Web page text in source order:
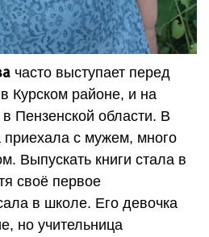
часто выступает перед
Курском районе, и на
Пензенской области. В
приехала с мужем, много
Выпускать книги стала в
своё первое
в школе. Его девочка
но учительница